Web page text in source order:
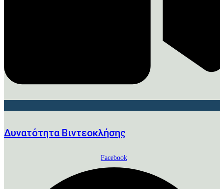
Δυνατότητα Βιντεοκλήσης
Facebook